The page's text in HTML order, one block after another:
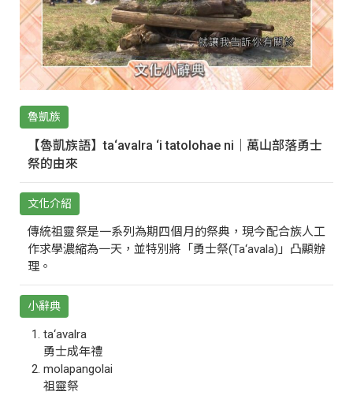
魯凱族
【魯凱族語】ta‘avalra ‘i tatolohae ni｜萬山部落勇士
祭的由來
文化介紹
傳統祖靈祭是一系列為期四個月的祭典，現今配合族人工
作求學濃縮為一天，並特別將「勇士祭(Ta‘avala)」凸顯辦
理。
小辭典
ta‘avalra
勇士成年禮
molapangolai
祖靈祭